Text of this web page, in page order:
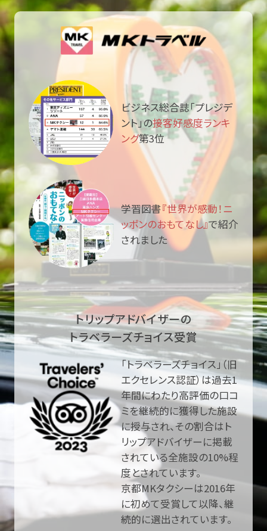
ビジネス総合誌「プレジデ
ント」の接客好感度ランキ
ング第3位
学習図書『世界が感動！ニ
ッポンのおもてなし』で紹介
されました
トリップアドバイザーの
トラベラーズチョイス受賞
「トラベラーズチョイス」（旧
エクセレンス認証）は過去1
年間にわたり高評価の口コ
ミを継続的に獲得した施設
に授与され、その割合はト
リップアドバイザーに掲載
されている全施設の10%程
度とされています。
京都MKタクシーは2016年
に初めて受賞して以降、継
続的に選出されています。